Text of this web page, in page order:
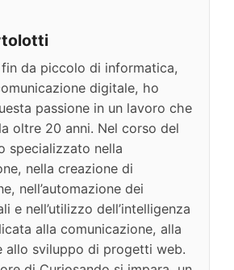
da piccolo di informatica,
digitale, ho
passione in un lavoro che
oltre 20 anni. Nel corso del
specializzato nella
nella creazione di
nell’automazione dei
e nell’utilizzo dell’intelligenza
alla comunicazione, alla
allo sviluppo di progetti web.